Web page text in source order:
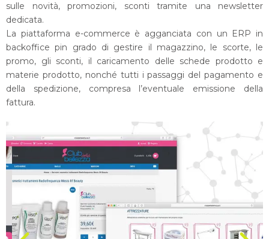
sulle novità, promozioni, sconti tramite una newsletter
dedicata.
La piattaforma e-commerce è agganciata con un ERP in
backoffice pin grado di gestire il magazzino, le scorte, le
promo, gli sconti, il caricamento delle schede prodotto e
materie prodotto, nonché tutti i passaggi del pagamento e
della spedizione, compresa l’eventuale emissione della
fattura.